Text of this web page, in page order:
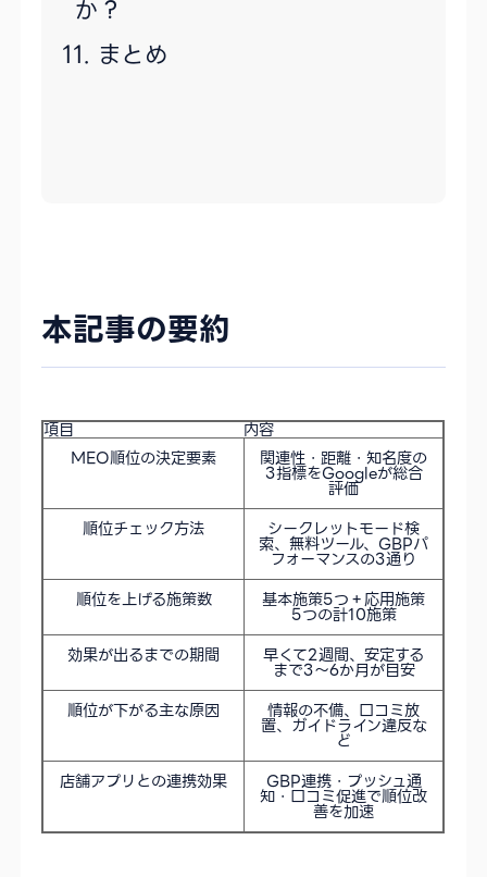
か？
まとめ
本記事の要約
項目
内容
MEO順位の決定要素
関連性・距離・知名度の
3指標をGoogleが総合
評価
順位チェック方法
シークレットモード検
索、無料ツール、GBPパ
フォーマンスの3通り
順位を上げる施策数
基本施策5つ＋応用施策
5つの計10施策
効果が出るまでの期間
早くて2週間、安定する
まで3〜6か月が目安
順位が下がる主な原因
情報の不備、口コミ放
置、ガイドライン違反な
ど
店舗アプリとの連携効果
GBP連携・プッシュ通
知・口コミ促進で順位改
善を加速